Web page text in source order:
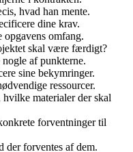
hvad han mente.
dine krav.
opgavens omfang.
skal være færdigt?
af punkterne.
sine bekymringer.
ressourcer.
materialer der skal
forventninger til
der forventes af dem.